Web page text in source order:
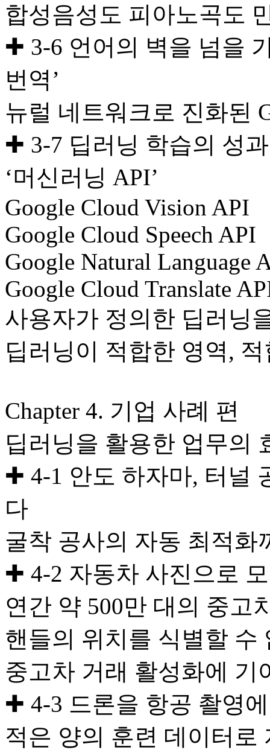
합성음성도 피아노곡도
✚ 3-6 언어의 벽을 넘을
번역’
뉴럴 네트워크로 진화된
✚ 3-7 딥러닝 학습의 성
‘머신러닝 API’
Google Cloud Vision API
Google Cloud Speech API
Google Natural Language
Google Cloud Translate
사용자가 정의한 딥러닝
딥러닝이 적합한 영역,
Chapter 4. 기업 사례 편
딥러닝을 활용한 업무의
✚ 4-1 안도 하자마, 터널
다
굴착 공사의 자동 최적화
✚ 4-2 자동차 사진으로
연간 약 500만 대의 중고
핸들의 위치를 식별할 수
중고차 거래 활성화에 기
✚ 4-3 드론을 항공 촬영
적은 양의 훈련 데이터로